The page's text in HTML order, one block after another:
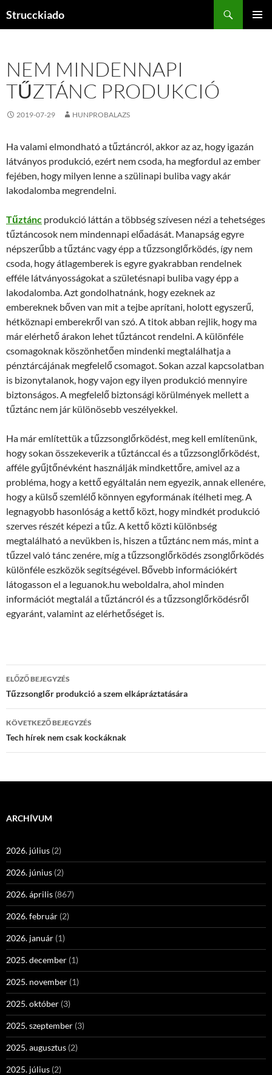
Strucckiado
NEM MINDENNAPI
TŰZTÁNC PRODUKCIÓ
2019-07-29 HUNPROBALAZS
Ha valami elmondható a tűztáncról, akkor az az, hogy igazán
látványos produkció, ezért nem csoda, ha megfordul az ember
fejében, hogy milyen lenne a szülinapi buliba vagy akár
lakodalomba megrendelni.
Tűztánc produkció láttán a többség szívesen nézi a tehetséges
tűztáncosok nem mindennapi előadását. Manapság egyre
népszerűbb a tűztánc vagy épp a tűzzsonglőrködés, így nem
csoda, hogy átlagemberek is egyre gyakrabban rendelnek
efféle látványosságokat a születésnapi buliba vagy épp a
lakodalomba. Azt gondolhatnánk, hogy ezeknek az
embereknek bőven van mit a tejbe aprítani, holott egyszerű,
hétköznapi emberekről van szó. A titok abban rejlik, hogy ma
már elérhető árakon lehet tűztáncot rendelni. A különféle
csomagoknak köszönhetően mindenki megtalálhatja a
pénztárcájának megfelelő csomagot. Sokan azzal kapcsolatban
is bizonytalanok, hogy vajon egy ilyen produkció mennyire
biztonságos. A megfelelő biztonsági körülmények mellett a
tűztánc nem jár különösebb veszélyekkel.
Ha már említettük a tűzzsonglőrködést, meg kell említenünk,
hogy sokan összekeverik a tűztánccal és a tűzzsonglőrködést,
afféle gyűjtőnévként használják mindkettőre, amivel az a
probléma, hogy a kettő egyáltalán nem egyezik, annak ellenére,
hogy a külső szemlélő könnyen egyformának ítélheti meg. A
legnagyobb hasonlóság a kettő közt, hogy mindkét produkció
szerves részét képezi a tűz. A kettő közti különbség
megtalálható a nevükben is, hiszen a tűztánc nem más, mint a
tűzzel való tánc zenére, míg a tűzzsonglőrködés zsonglőrködés
különféle eszközök segítségével. Bővebb információkért
látogasson el a leguanok.hu weboldalra, ahol minden
információt megtalál a tűztáncról és a tűzzsonglőrködésről
egyaránt, valamint az elérhetőséget is.
Bejegyzések
navigációja
ELŐZŐ BEJEGYZÉS
Tűzzsonglőr produkció a szem elkápráztatására
KÖVETKEZŐ BEJEGYZÉS
Tech hírek nem csak kockáknak
ARCHÍVUM
2026. július (2)
2026. június (2)
2026. április (867)
2026. február (2)
2026. január (1)
2025. december (1)
2025. november (1)
2025. október (3)
2025. szeptember (3)
2025. augusztus (2)
2025. július (2)